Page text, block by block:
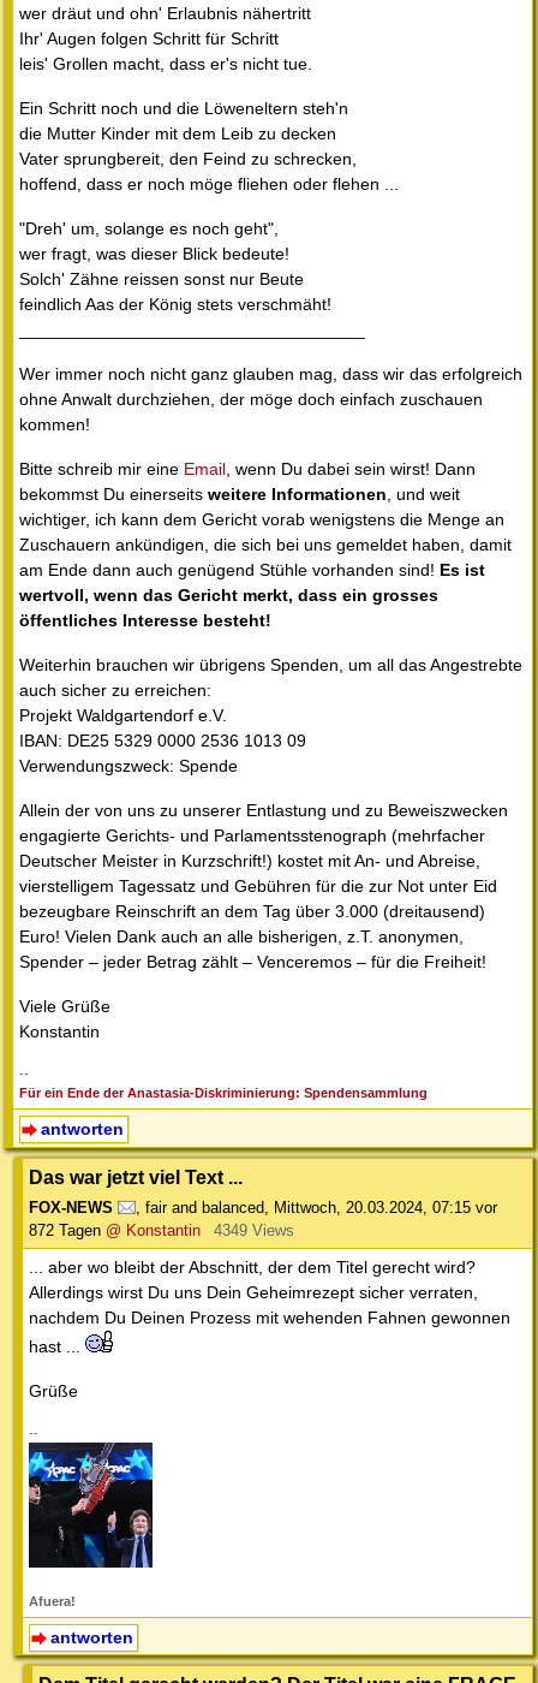
wer dräut und ohn' Erlaubnis nähertritt
Ihr' Augen folgen Schritt für Schritt
leis' Grollen macht, dass er's nicht tue.
Ein Schritt noch und die Löweneltern steh'n
die Mutter Kinder mit dem Leib zu decken
Vater sprungbereit, den Feind zu schrecken,
hoffend, dass er noch möge fliehen oder flehen ...
"Dreh' um, solange es noch geht",
wer fragt, was dieser Blick bedeute!
Solch' Zähne reissen sonst nur Beute
feindlich Aas der König stets verschmäht!
Wer immer noch nicht ganz glauben mag, dass wir das erfolgreich
ohne Anwalt durchziehen, der möge doch einfach zuschauen
kommen!
Bitte schreib mir eine Email, wenn Du dabei sein wirst! Dann
bekommst Du einerseits weitere Informationen, und weit
wichtiger, ich kann dem Gericht vorab wenigstens die Menge an
Zuschauern ankündigen, die sich bei uns gemeldet haben, damit
am Ende dann auch genügend Stühle vorhanden sind! Es ist
wertvoll, wenn das Gericht merkt, dass ein grosses
öffentliches Interesse besteht!
Weiterhin brauchen wir übrigens Spenden, um all das Angestrebte
auch sicher zu erreichen:
Projekt Waldgartendorf e.V.
IBAN: DE25 5329 0000 2536 1013 09
Verwendungszweck: Spende
Allein der von uns zu unserer Entlastung und zu Beweiszwecken
engagierte Gerichts- und Parlamentsstenograph (mehrfacher
Deutscher Meister in Kurzschrift!) kostet mit An- und Abreise,
vierstelligem Tagessatz und Gebühren für die zur Not unter Eid
bezeugbare Reinschrift an dem Tag über 3.000 (dreitausend)
Euro! Vielen Dank auch an alle bisherigen, z.T. anonymen,
Spender – jeder Betrag zählt – Venceremos – für die Freiheit!
Viele Grüße
Konstantin
--
Für ein Ende der Anastasia-Diskriminierung: Spendensammlung
antworten
Das war jetzt viel Text ...
FOX-NEWS , fair and balanced, Mittwoch, 20.03.2024, 07:15 vor
872 Tagen @ Konstantin 4349 Views
... aber wo bleibt der Abschnitt, der dem Titel gerecht wird?
Allerdings wirst Du uns Dein Geheimrezept sicher verraten,
nachdem Du Deinen Prozess mit wehenden Fahnen gewonnen
hast ...
Grüße
--
Afuera!
antworten